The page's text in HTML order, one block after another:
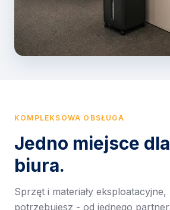
KOMPLEKSOWA OBSŁUGA
Jedno miejsce
biura.
Sprzęt i materiały
potrzebujesz - od jednego